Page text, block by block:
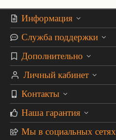
Информация
Служба поддержки
Дополнительно
Личный кабинет
Контакты
Наша гарантия
Мы в социальных сетях